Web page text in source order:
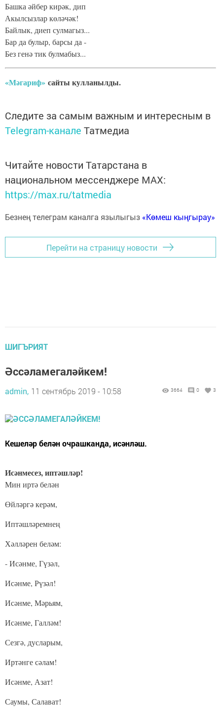
Башка әйбер кирәк, дип
Акылсызлар көләчәк!
Байлык, диеп сулмагыз...
Бар да булыр, барсы да -
Без генә тик булмабыз...
«Мәгариф» сайты кулланылды.
Следите за самым важным и интересным в
Telegram-канале Татмедиа
Читайте новости Татарстана в
национальном мессенджере MАХ:
https://max.ru/tatmedia
Безнең телеграм каналга язылыгыз «Көмеш кыңгырау»
Перейти на страницу новости
ШИГЪРИЯТ
Әссәламегаләйкем!
admin, 11 сентябрь 2019 - 10:58 3664 0 3
Кешеләр белән очрашканда, исәнләш.
Исәнмесез, иптәшләр!
Мин иртә белән
Өйләргә керәм,
Иптәшләремнең
Хәлләрен беләм:
- Исәнме, Гүзәл,
Исәнме, Рүзәл!
Исәнме, Мәрьям,
Исәнме, Галләм!
Сезгә, дусларым,
Иртәнге сәлам!
Исәнме, Азат!
Саумы, Салават!